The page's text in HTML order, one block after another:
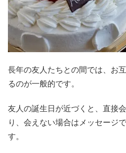
長年の友人たちとの間では、お
るのが一般的です。
友人の誕生日が近づくと、直接
り、会えない場合はメッセージ
す。